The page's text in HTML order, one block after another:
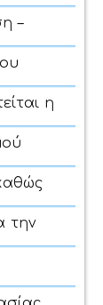
–
η
την